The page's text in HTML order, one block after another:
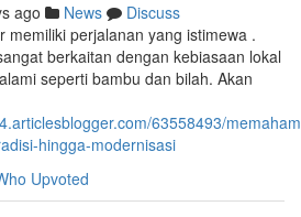
ago News
Discuss
memiliki perjalanan yang istimewa .
berkaitan dengan kebiasaan lokal
seperti bambu dan bilah. Akan
63558493/
hingga-modernisasi
Upvoted